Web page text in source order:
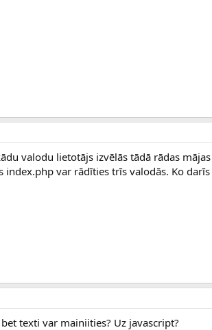
valodu lietotājs izvēlās tādā rādas
var rādīties trīs valodās. Ko
texti var mainiities? Uz javascript?